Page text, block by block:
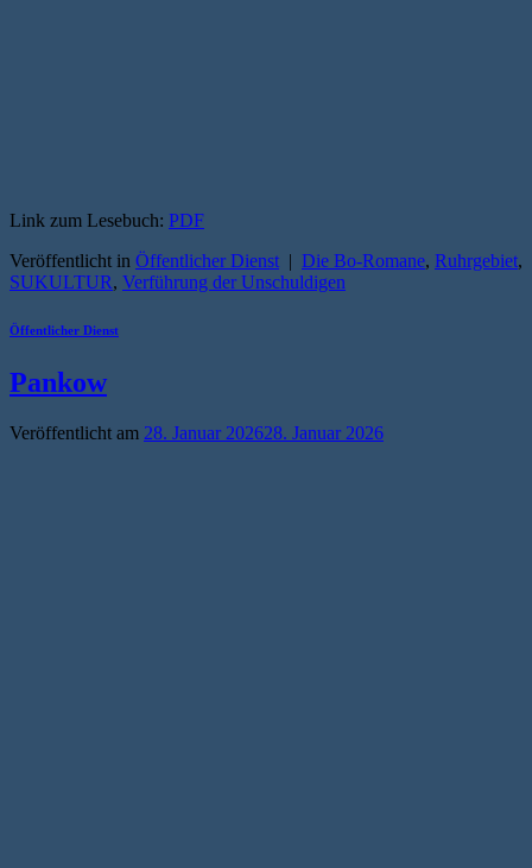
Link zum Lesebuch: PDF
Veröffentlicht in Öffentlicher Dienst | Die Bo-Romane, Ruhrgebiet,
SUKULTUR, Verführung der Unschuldigen
Öffentlicher Dienst
Pankow
Veröffentlicht am 28. Januar 202628. Januar 2026